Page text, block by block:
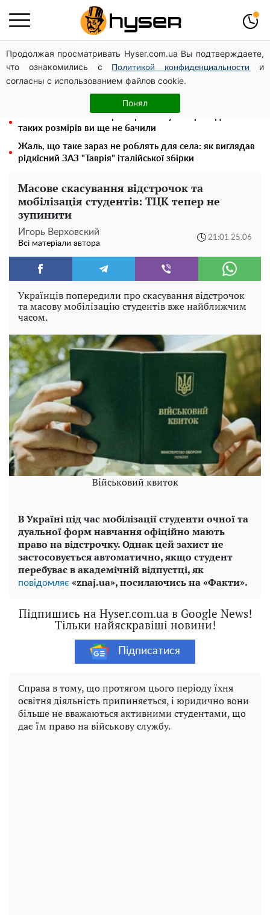
Продолжая просматривать Hyser.com.ua Вы подтверждаете,
что ознакомились с
Политикой конфиденциальности
и
согласны с использованием файлов cookie.
Понял
Місяць без світла, лютий холод та комунальні платежі
на тисячі гривень: народ "ламають" у відключення
Гола Олена Тополя у цікавих позах змусила відвисати
щелепи: злив відео – було лише початком
таких розмірів ви ще не бачили
Жаль, що таке зараз не роблять для села: як виглядав
рідкісний ЗАЗ "Таврія" італійської збірки
Масове скасування відстрочок та
мобілізація студентів: ТЦК тепер не
зупинити
Игорь Верховский
Всі матеріали автора
21:01 25.06
Українців попередили про скасування відстрочок
та масову мобілізацію студентів вже найближчим
часом.
Військовий квиток
В Україні під час мобілізації студенти очної та
дуальної форм навчання офіційно мають
право на відстрочку. Однак цей захист не
застосовується автоматично, якщо студент
перебуває в академічній відпустці, як
повідомляє «znaj.ua», посилаючись на «Факти».
Підпишись на Hyser.com.ua в Google News!
Тільки найяскравіші новини!
Підписатися
Справа в тому, що протягом цього періоду їхня
освітня діяльність припиняється, і юридично вони
більше не вважаються активними студентами, що
дає їм право на військову службу.